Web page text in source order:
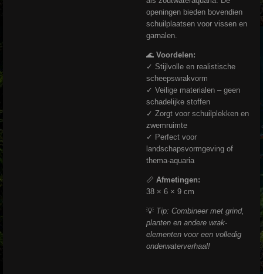
openingen bieden bovendien
schuilplaatsen voor vissen en
garnalen.
🌊 Voordelen:
✓ Stijlvolle en realistische
scheepswrakvorm
✓ Veilige materialen – geen
schadelijke stoffen
✓ Zorgt voor schuilplekken en
zwemruimte
✓ Perfect voor
landschapsvormgeving of
thema-aquaria
📏 Afmetingen:
38 × 6 × 9 cm
💡 Tip: Combineer met grind,
planten en andere wrak-
elementen voor een volledig
onderwaterverhaal!